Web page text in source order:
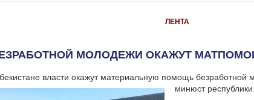
ЛЕНТА
МОЛОДЕЖИ ОКАЖУТ
власти окажут материальную помощь
минюст республики.